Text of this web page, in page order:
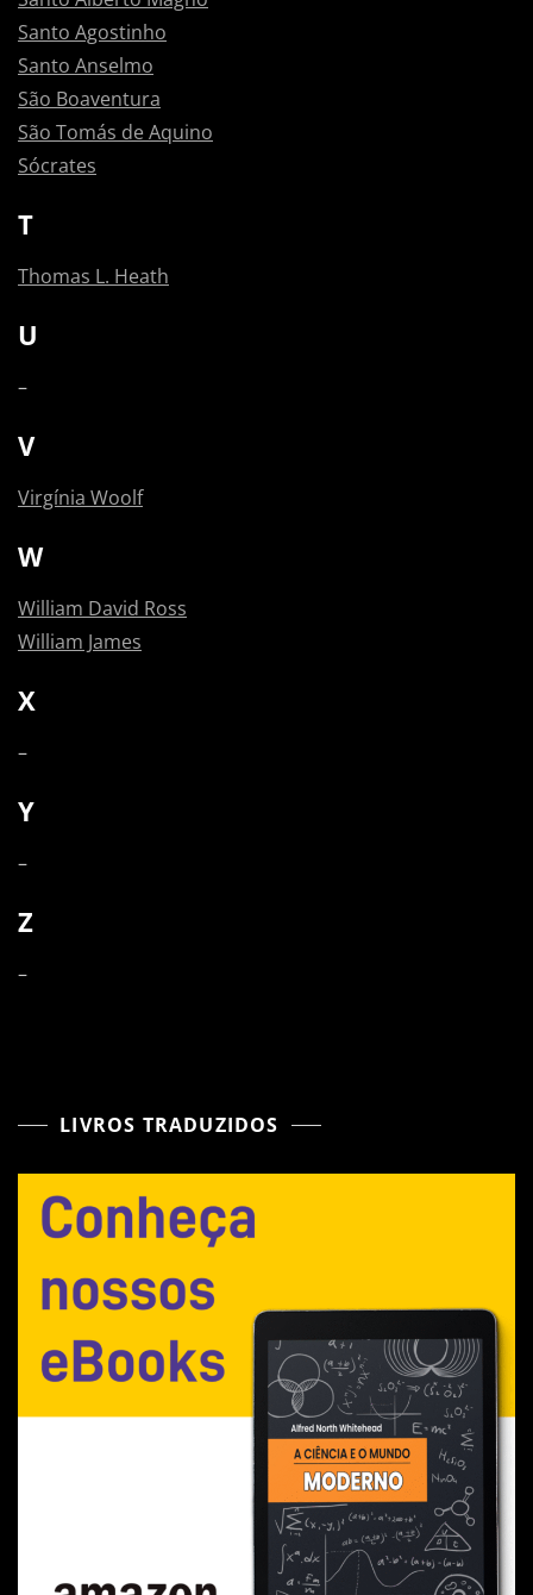
Santo Agostinho
Santo Anselmo
São Boaventura
São Tomás de Aquino
Sócrates
T
Thomas L. Heath
U
–
V
Virgínia Woolf
W
William David Ross
William James
X
–
Y
–
Z
–
LIVROS TRADUZIDOS